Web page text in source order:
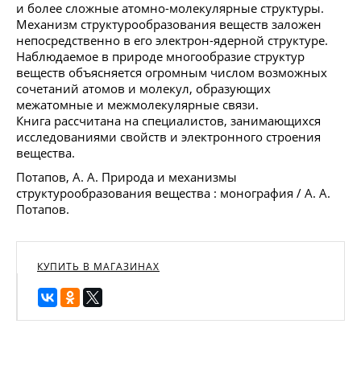
и более сложные атомно-молекулярные структуры.
Механизм структурообразования веществ заложен
непосредственно в его электрон-ядерной структуре.
Наблюдаемое в природе многообразие структур
веществ объясняется огромным числом возможных
сочетаний атомов и молекул, образующих
межатомные и межмолекулярные связи.
Книга рассчитана на специалистов, занимающихся
исследованиями свойств и электронного строения
вещества.
Потапов, А. А. Природа и механизмы
структурообразования вещества : монография / А. А.
Потапов.
КУПИТЬ В МАГАЗИНАХ